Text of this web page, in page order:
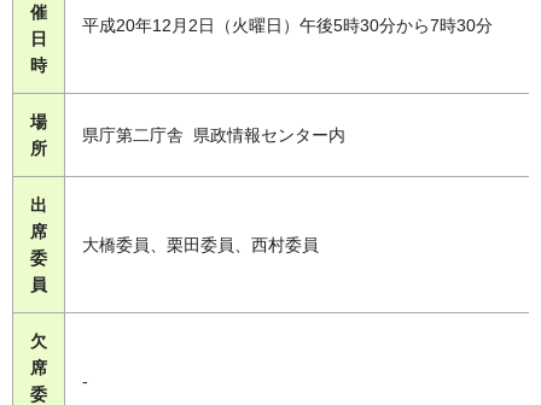
催
日
時
平成20年12月2日（火曜日）午後5時30分から7時30分
場
所
県庁第二庁舎 県政情報センター内
出
席
委
員
大橋委員、栗田委員、西村委員
欠
席
委
-